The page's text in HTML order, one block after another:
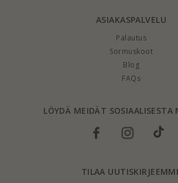
ASIAKASPALVELU
Palautus
Sormuskoot
Blog
FAQs
LÖYDÄ MEIDÄT SOSIAALISESTA
TILAA